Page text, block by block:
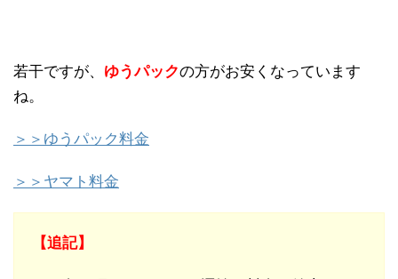
若干ですが、 ゆうパックの方がお安くなっています
ね。
＞＞ゆうパック料金
＞＞ヤマト料金
【追記】